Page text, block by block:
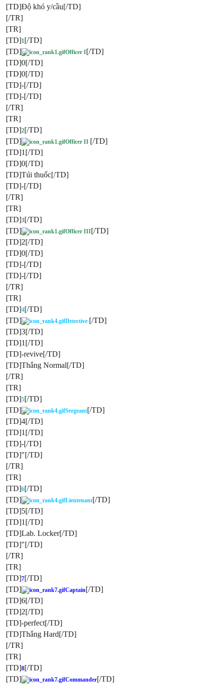
[TD]Độ khó y/cầu[/TD]
[/TR]
[TR]
[TD]1[/TD]
[TD]
Officer I[/TD]
[TD]0[/TD]
[TD]0[/TD]
[TD]-[/TD]
[TD]-[/TD]
[/TR]
[TR]
[TD]2[/TD]
[TD]
Officer II [/TD]
[TD]1[/TD]
[TD]0[/TD]
[TD]Túi thuốc[/TD]
[TD]-[/TD]
[/TR]
[TR]
[TD]3[/TD]
[TD]
Officer III[/TD]
[TD]2[/TD]
[TD]0[/TD]
[TD]-[/TD]
[TD]-[/TD]
[/TR]
[TR]
[TD]4[/TD]
[TD]
Detective [/TD]
[TD]3[/TD]
[TD]1[/TD]
[TD]-revive[/TD]
[TD]Thắng Normal[/TD]
[/TR]
[TR]
[TD]5[/TD]
[TD]
Sergeant[/TD]
[TD]4[/TD]
[TD]1[/TD]
[TD]-[/TD]
[TD]"[/TD]
[/TR]
[TR]
[TD]6[/TD]
[TD]
Lieutenant[/TD]
[TD]5[/TD]
[TD]1[/TD]
[TD]Lab. Locker[/TD]
[TD]"[/TD]
[/TR]
[TR]
[TD]7[/TD]
[TD]
Captain[/TD]
[TD]6[/TD]
[TD]2[/TD]
[TD]-perfect[/TD]
[TD]Thắng Hard[/TD]
[/TR]
[TR]
[TD]8[/TD]
[TD]
Commander[/TD]